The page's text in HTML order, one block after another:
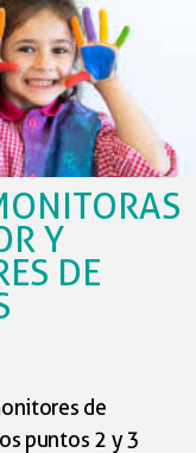
reuniones de
las empresas
Y
DE
de
puntos 2 y 3